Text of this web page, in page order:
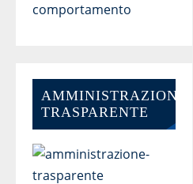
AMMINISTRAZIONE-
TRASPARENTE